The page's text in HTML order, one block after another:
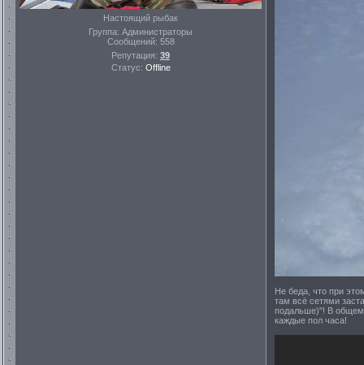
Настоящий рыбак
Группа: Администраторы
Сообщений: 558
Репутация: 39
Статус: Offline
Не беда, что при
там всё сетями
подальше)"! В общем
каждые пол часа!